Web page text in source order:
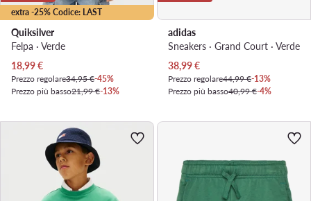
extra -25% Codice: LAST
Quiksilver
Felpa · Verde
Prezzo attuale
18,99€
Prezzo regolare34,95 €-45%
Prezzo più basso21,99 €-13%
adidas
Sneakers · Grand Court · Verde
Prezzo attuale
38,99€
Prezzo regolare44,99 €-13%
Prezzo più basso40,99 €-4%